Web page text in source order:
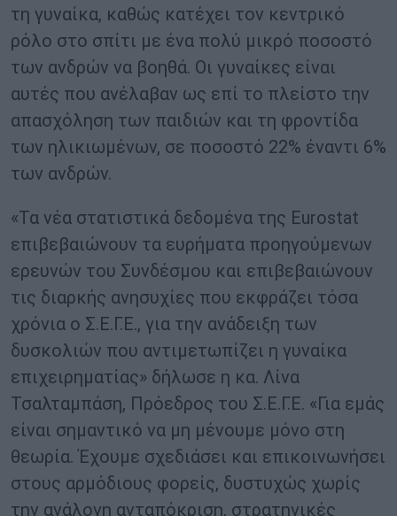
τη γυναίκα, καθώς κατέχει τον κεντρικό
ρόλο στο σπίτι με ένα πολύ μικρό ποσοστό
των ανδρών να βοηθά. Οι γυναίκες είναι
αυτές που ανέλαβαν ως επί το πλείστο την
απασχόληση των παιδιών και τη φροντίδα
των ηλικιωμένων, σε ποσοστό 22% έναντι 6%
των ανδρών.
«Τα νέα στατιστικά δεδομένα της Eurostat
επιβεβαιώνουν τα ευρήματα προηγούμενων
ερευνών του Συνδέσμου και επιβεβαιώνουν
τις διαρκής ανησυχίες που εκφράζει τόσα
χρόνια ο Σ.Ε.Γ.Ε., για την ανάδειξη των
δυσκολιών που αντιμετωπίζει η γυναίκα
επιχειρηματίας» δήλωσε η κα. Λίνα
Τσαλταμπάση, Πρόεδρος του Σ.Ε.Γ.Ε. «Για εμάς
είναι σημαντικό να μη μένουμε μόνο στη
θεωρία. Έχουμε σχεδιάσει και επικοινωνήσει
στους αρμόδιους φορείς, δυστυχώς χωρίς
την ανάλογη ανταπόκριση, στρατηγικές